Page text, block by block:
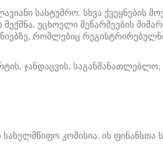
სასტუმრო. სხვა ქვეყნების
უცხოელი მეწარმეების
რომლებიც
ჯანდაცვის,
კომისია. ის ფინანსთა